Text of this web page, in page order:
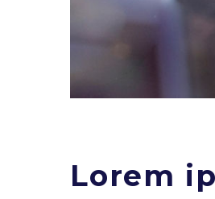
Lorem